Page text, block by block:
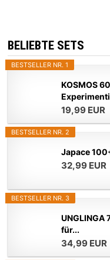
BELIEBTE SETS
BESTSELLER NR. 1
KOSMOS
19,99 EUR
BESTSELLER NR. 2
Japace
32,99 EUR
BESTSELLER NR. 3
für...
34,99 EUR